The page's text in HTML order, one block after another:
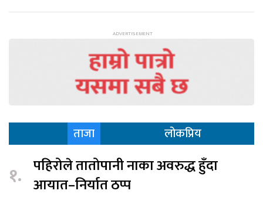
ताजा लोकप्रिय
१. पहिरोले तातोपानी नाका अवरुद्ध हुँदा
आयात–निर्यात ठप्प